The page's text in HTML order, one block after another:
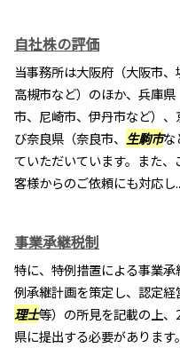
自社株の評価
当事務所は大阪府（大阪市、
高槻市など）のほか、兵庫
市、尼崎市、伊丹市など）
び奈良県（奈良市、 生駒市な
ていただいています。また
客様からのご依頼にも対応し
事業承継税制
特に、特例措置による事業
例承継計画を策定し、認定
理士等）の所見を記載の上
県に提出する必要がありま